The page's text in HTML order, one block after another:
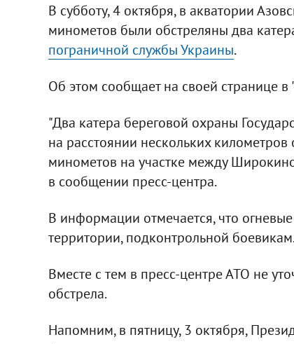
В субботу, 4 октября, в акватории
минометов были обстреляны два
пограничной службы Украины.
Об этом сообщает на своей странице в
"Два катера береговой охраны
на расстоянии нескольких
минометов на участке между
в сообщении пресс-центра.
В информации отмечается, что
территории, подконтрольной
Вместе с тем в пресс-центре АТО не
обстрела.
Напомним, в пятницу, 3 октября,